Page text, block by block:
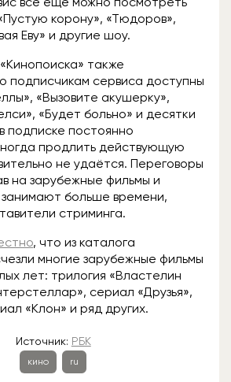
корону», «Тюдоров»,
Еву» и другие шоу.
также
подписчикам сервиса доступны
«Вызовите акушерку»,
«Будет больно» и десятки
подписке постоянно
продлить действующую
не удаётся. Переговоры
на зарубежные фильмы и
больше времени,
стриминга.
, что из каталога
многие зарубежные фильмы
лет: трилогия «Властелин
сериал «Друзья»,
«Клон» и ряд других.
Источник: РБК
кино ru